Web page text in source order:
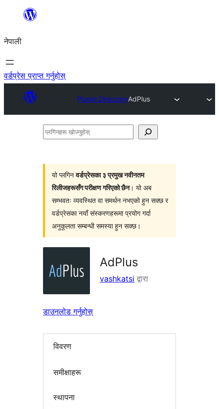
सामग्रीमा
नेपाली
वर्डप्रेस प्राप्त गर्नुहोस्
Plugin DirectoryAdPlus
प्लगिनहरू
यो प्लगिनवर्डप्रेसका ३ प्रमुख नवीनतम
रिलीजहरूसँग परीक्षण गरिएको छैन। यो अब
सम्भवतः व्यवस्थित वा समर्थन नभएको हुन सक्छ र
वर्डप्रेसका नयाँ संस्करणहरूमा प्रयोग गर्दा
अनुकूलता सम्बन्धी समस्या हुन सक्छ।
AdPlus
vashkatsi द्वारा
डाउनलोड गर्नुहोस्
विवरण
समीक्षाहरू
स्थापना